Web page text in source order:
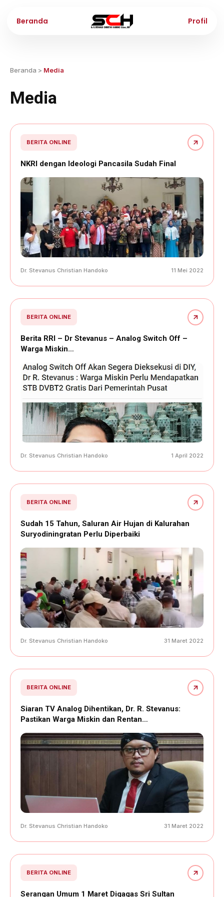
Beranda Profil
Beranda > Media
Media
BERITA ONLINE
NKRI dengan Ideologi Pancasila Sudah Final
Dr. Stevanus Christian Handoko 11 Mei 2022
BERITA ONLINE
Berita RRI – Dr Stevanus – Analog Switch Off –
Warga Miskin…
Dr. Stevanus Christian Handoko 1 April 2022
BERITA ONLINE
Sudah 15 Tahun, Saluran Air Hujan di Kalurahan
Suryodiningratan Perlu Diperbaiki
Dr. Stevanus Christian Handoko 31 Maret 2022
BERITA ONLINE
Siaran TV Analog Dihentikan, Dr. R. Stevanus:
Pastikan Warga Miskin dan Rentan…
Dr. Stevanus Christian Handoko 31 Maret 2022
BERITA ONLINE
Serangan Umum 1 Maret Digagas Sri Sultan